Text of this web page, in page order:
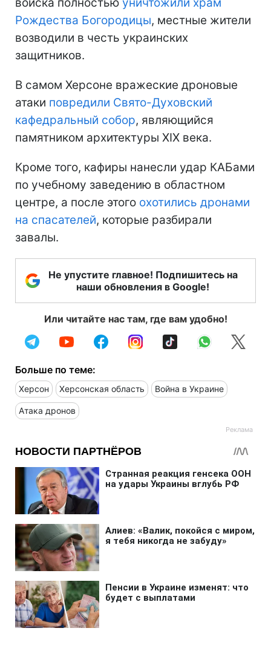
Рождества Богородицы, местные жители
возводили в честь украинских
защитников.
В самом Херсоне вражеские дроновые
атаки повредили Свято-Духовский
кафедральный собор, являющийся
памятником архитектуры XIX века.
Кроме того, кафиры нанесли удар КАБами
по учебному заведению в областном
центре, а после этого охотились дронами
на спасателей, которые разбирали
завалы.
Не упустите главное! Подпишитесь на
наши обновления в Google!
Или читайте нас там, где вам удобно!
Больше по теме:
Херсон Херсонская область Война в Украине
Атака дронов